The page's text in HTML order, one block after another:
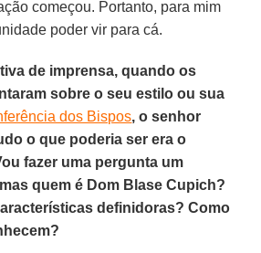
começou. Portanto, para mim
poder vir para cá.
de imprensa, quando os
sobre o seu estilo ou sua
dos Bispos, o senhor
o que poderia ser era o
fazer uma pergunta um
quem é Dom Blase Cupich?
definidoras? Como